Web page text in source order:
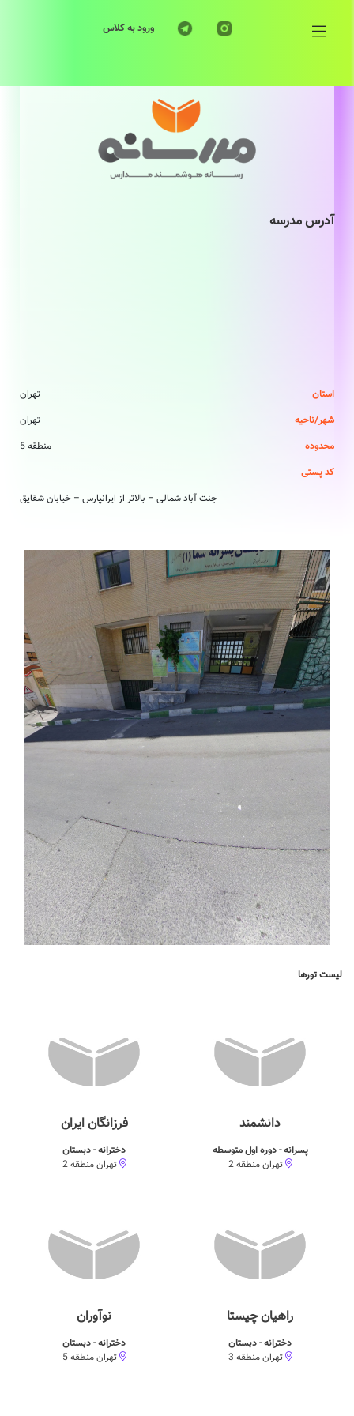
ورود به کلاس
آدرس مدرسه
استان
تهران
شهر/ناحیه
تهران
محدوده
منطقه 5
کد پستی
جنت آباد شمالی – بالاتر از ایرانپارس – خیابان شقایق
لیست تورها
دانشمند
پسرانه - دوره اول متوسطه
تهران منطقه 2
فرزانگان ایران
دخترانه - دبستان
تهران منطقه 2
راهیان چیستا
دخترانه - دبستان
تهران منطقه 3
نوآوران
دخترانه - دبستان
تهران منطقه 5